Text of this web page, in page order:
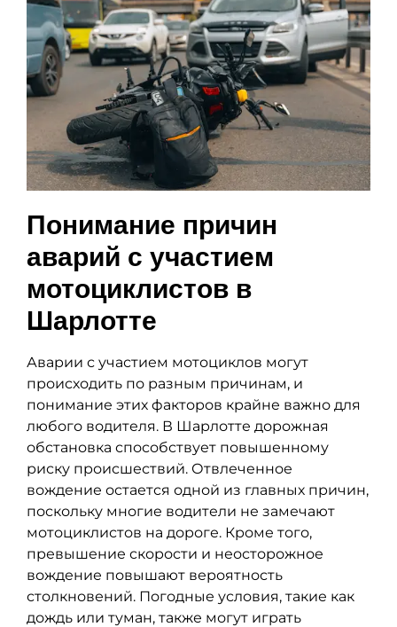
Понимание причин
аварий с участием
мотоциклистов в
Шарлотте
Аварии с участием мотоциклов могут
происходить по разным причинам, и
понимание этих факторов крайне важно для
любого водителя. В Шарлотте дорожная
обстановка способствует повышенному
риску происшествий. Отвлеченное
вождение остается одной из главных причин,
поскольку многие водители не замечают
мотоциклистов на дороге. Кроме того,
превышение скорости и неосторожное
вождение повышают вероятность
столкновений. Погодные условия, такие как
дождь или туман, также могут играть